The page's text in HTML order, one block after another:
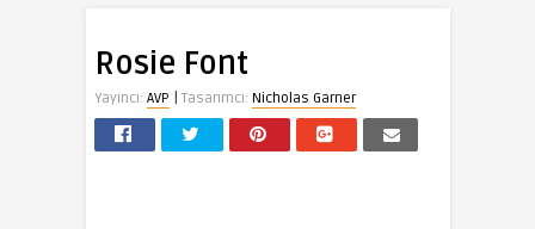
Rosie Font
Yayıncı: AVP |Tasarımcı: Nicholas Garner